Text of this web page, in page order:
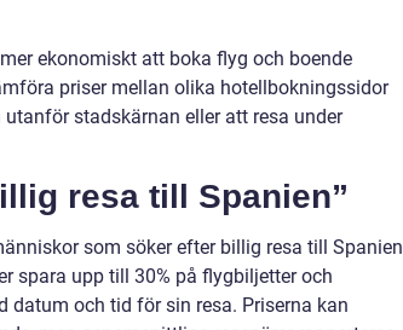
ekonomiskt att boka flyg och boende
priser mellan olika hotellbokningssidor
stadskärnan eller att resa under
resa till Spanien”
som söker efter billig resa till Spanien
spara upp till 30% på flygbiljetter och
datum och tid för sin resa. Priserna kan